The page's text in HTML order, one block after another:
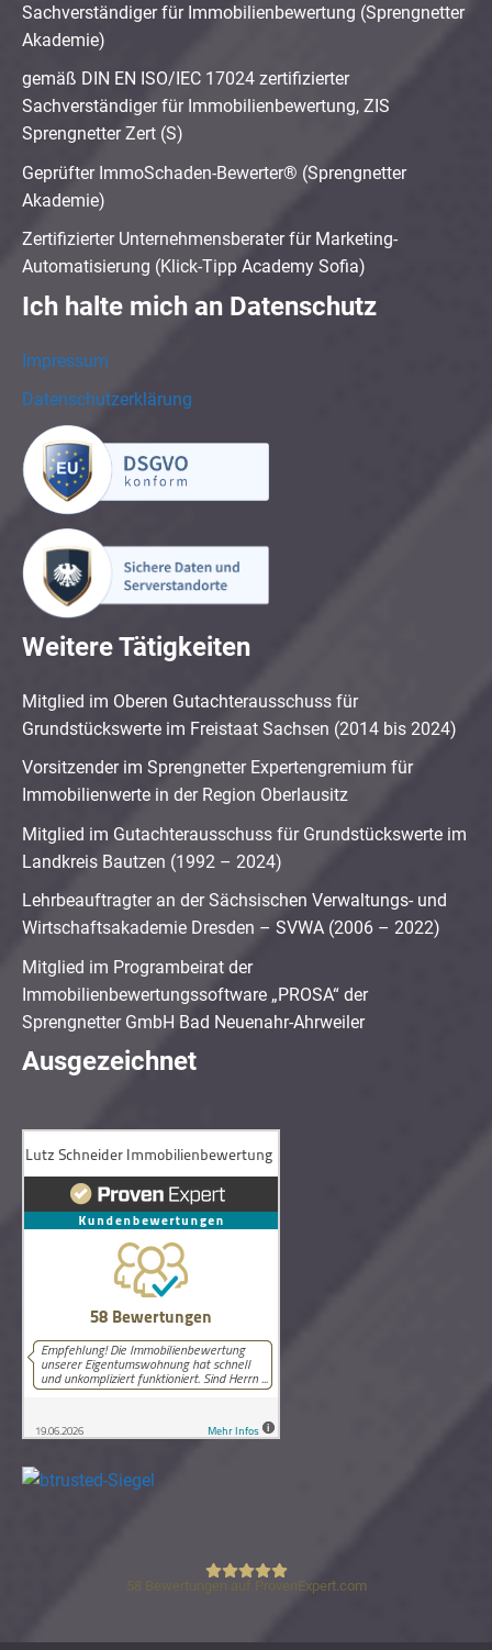
Sachverständiger für Immobilienbewertung (Sprengnetter
Akademie)
gemäß DIN EN ISO/IEC 17024 zertifizierter
Sachverständiger für Immobilienbewertung, ZIS
Sprengnetter Zert (S)
Geprüfter ImmoSchaden-Bewerter® (Sprengnetter
Akademie)
Zertifizierter Unternehmensberater für Marketing-
Automatisierung (Klick-Tipp Academy Sofia)
Ich halte mich an Datenschutz
Impressum
Datenschutzerklärung
Weitere Tätigkeiten
Mitglied im Oberen Gutachterausschuss für
Grundstückswerte im Freistaat Sachsen (2014 bis 2024)
Vorsitzender im Sprengnetter Expertengremium für
Immobilienwerte in der Region Oberlausitz
Mitglied im Gutachterausschuss für Grundstückswerte im
Landkreis Bautzen (1992 – 2024)
Lehrbeauftragter an der Sächsischen Verwaltungs- und
Wirtschaftsakademie Dresden – SVWA (2006 – 2022)
Mitglied im Programbeirat der
Immobilienbewertungssoftware „PROSA“ der
Sprengnetter GmbH Bad Neuenahr-Ahrweiler
Ausgezeichnet
Lutz Schneider Immobilienbewertung
58 Bewertungen auf ProvenExpert.com